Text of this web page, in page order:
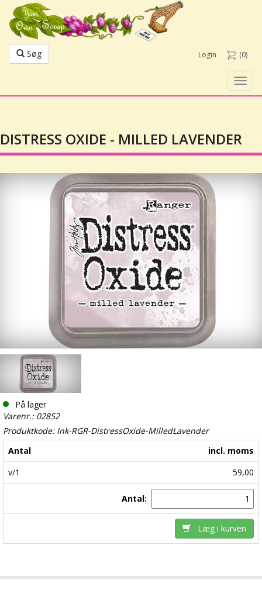
Søg Login (0)
DISTRESS OXIDE - MILLED LAVENDER
På lager
Varenr.: 02852
Produktkode: Ink-RGR-DistressOxide-MilledLavender
Antal
incl. moms
v/1
59,00
Antal:
Læg i kurven